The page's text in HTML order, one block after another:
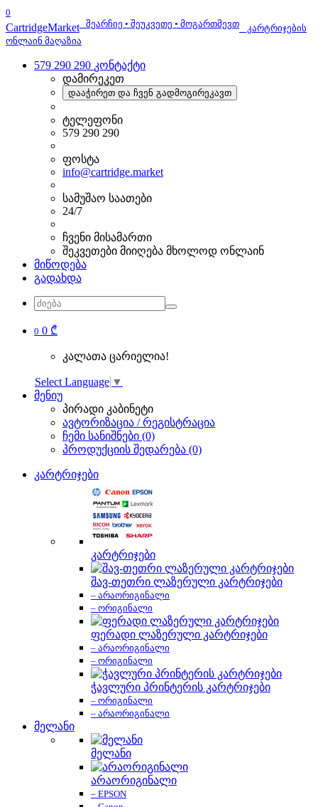
0
CartridgeMarket შეარჩიე • შეუკვეთე • მოგართმევთ
კარტრიჯების
ონლაინ მაღაზია
579 290 290 კონტაქტი
დამირეკეთ
დააჭირეთ და ჩვენ გადმოგირეკავთ
ტელეფონი
579 290 290
ფოსტა
info@cartridge.market
სამუშაო საათები
24/7
ჩვენი მისამართი
შეკვეთები მიიღება მხოლოდ ონლაინ
მიწოდება
გადახდა
0 0 ₾
კალათა ცარიელია!
Select Language ▼
მენიუ
პირადი კაბინეტი
ავტორიზაცია / რეგისტრაცია
ჩემი სანიშნები (0)
პროდუქციის შედარება (0)
კარტრიჯები
კარტრიჯები
შავ-თეთრი ლაზერული კარტრიჯები
– არაორიგინალი
– ორიგინალი
ფერადი ლაზერული კარტრიჯები
– არაორიგინალი
– ორიგინალი
ჭავლური პრინტერის კარტრიჯები
– ორიგინალი
– არაორიგინალი
მელანი
მელანი
არაორიგინალი
– EPSON